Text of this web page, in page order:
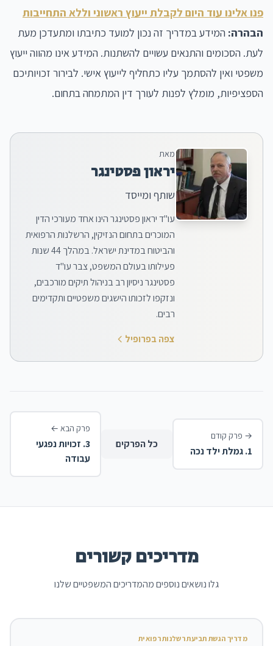
פנו אלינו עוד היום לקבלת ייעוץ ראשוני וללא התחייבות
הבהרה: המידע במדריך זה נכון למועד כתיבתו ומתעדכן מעת
לעת. הסכומים והתנאים עשויים להשתנות. המידע אינו מהווה ייעוץ
משפטי ואין להסתמך עליו כתחליף לייעוץ אישי. לבירור זכויותיכם
הספציפיות, מומלץ לפנות לעורך דין המתמחה בתחום.
מאת
יראון פסטינגר
שותף ומייסד
עו"ד יראון פסטינגר הינו אחד מעורכי הדין
המוכרים בתחום הנזיקין, הרשלנות הרפואית
והביטוח במדינת ישראל. במהלך 44 שנות
פעילותו בעולם המשפט, צבר עו"ד
פסטינגר ניסיון רב בניהול תיקים מורכבים,
ונזקפו לזכותו הישגים משפטיים ותקדימים
רבים.
צפה בפרופיל
→ פרק קודם
1
.גמלת ילד נכה
כל הפרקים
פרק הבא ←
3
. זכויות נפגעי
עבודה
מדריכים קשורים
גלו נושאים נוספים מהמדריכים המשפטיים שלנו
מדריך הגשת תביעת רשלנות רפואית